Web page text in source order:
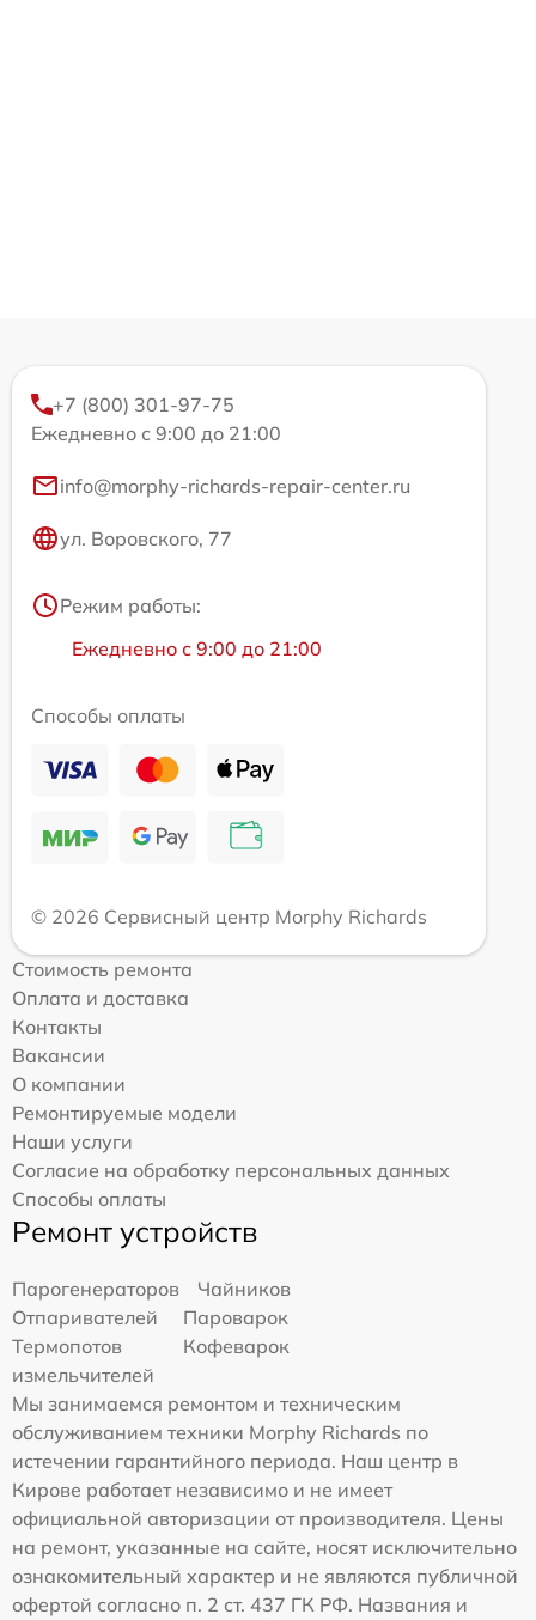
+7 (800) 301-97-75
Ежедневно с 9:00 до 21:00
info@morphy-richards-repair-center.ru
ул. Воровского, 77
Режим работы:
Ежедневно с 9:00 до 21:00
Способы оплаты
© 2026 Сервисный центр Morphy Richards
Стоимость ремонта
Оплата и доставка
Контакты
Вакансии
О компании
Ремонтируемые модели
Наши услуги
Согласие на обработку персональных данных
Способы оплаты
Ремонт устройств
Парогенераторов
Чайников
Отпаривателей
Пароварок
Термопотов
Кофеварок
измельчителей
Мы занимаемся ремонтом и техническим
обслуживанием техники Morphy Richards по
истечении гарантийного периода. Наш центр в
Кирове работает независимо и не имеет
официальной авторизации от производителя. Цены
на ремонт, указанные на сайте, носят исключительно
ознакомительный характер и не являются публичной
офертой согласно п. 2 ст. 437 ГК РФ. Названия и